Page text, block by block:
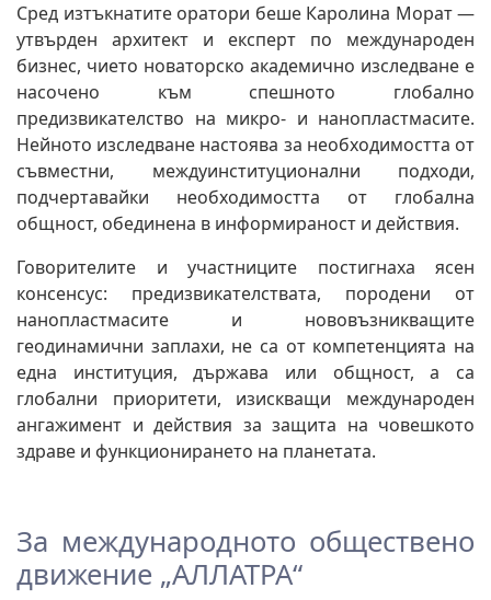
Сред изтъкнатите оратори беше Каролина Морат —
утвърден архитект и експерт по международен
бизнес, чието новаторско академично изследване е
насочено към спешното глобално
предизвикателство на микро- и нанопластмасите.
Нейното изследване настоява за необходимостта от
съвместни, междуинституционални подходи,
подчертавайки необходимостта от глобална
общност, обединена в информираност и действия.
Говорителите и участниците постигнаха ясен
консенсус: предизвикателствата, породени от
нанопластмасите и нововъзникващите
геодинамични заплахи, не са от компетенцията на
една институция, държава или общност, а са
глобални приоритети, изискващи международен
ангажимент и действия за защита на човешкото
здраве и функционирането на планетата.
За международното обществено
движение „АЛЛАТРА“